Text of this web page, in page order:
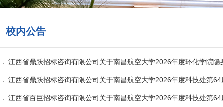
校内公告
江西省鼎跃招标咨询有限公司关于南昌航空大学2026年度环化学院隐
江西省鼎跃招标咨询有限公司关于南昌航空大学2026年度科技处第
江西省百巨招标咨询有限公司关于南昌航空大学2026年度科技处第